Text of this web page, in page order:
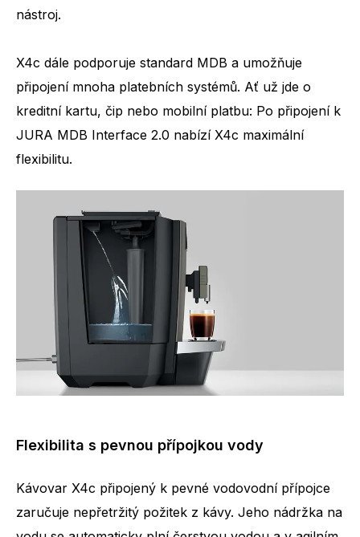
nástroj.
X4c dále podporuje standard MDB a umožňuje
připojení mnoha platebních systémů. Ať už jde o
kreditní kartu, čip nebo mobilní platbu: Po připojení k
JURA MDB Interface 2.0 nabízí X4c maximální
flexibilitu.
Flexibilita s pevnou přípojkou vody
Kávovar X4c připojený k pevné vodovodní přípojce
zaručuje nepřetržitý požitek z kávy. Jeho nádržka na